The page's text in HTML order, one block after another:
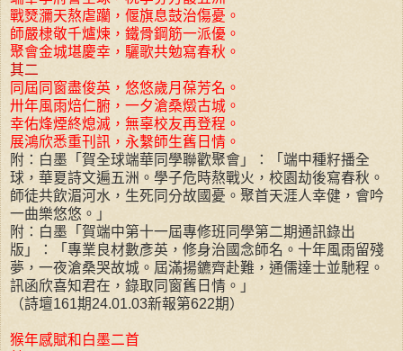
戰燹瀰天熬虐躪，偃旗息鼓治傷憂。
師嚴棣敬千爐煉，鐵骨鋼筋一派優。
聚會金城堪慶幸，驪歌共勉寫春秋。
其二
同屆同窗盡俊英，悠悠歲月葆芳名。
卅年風雨焙仁腑，一夕滄桑燬古城。
幸佑烽煙終熄滅，無辜校友再登程。
展鴻欣悉重刊訊，永繫師生舊日情。
附：白墨「賀全球端華同學聯歡聚會」：「端中種籽播全
球，華夏詩文遍五洲。學子危時熬戰火，校園劫後寫春秋。
師徒共飲湄河水，生死同分故國憂。聚首天涯人幸健，會吟
一曲樂悠悠。」
附：白墨「賀端中第十一屆專修班同學第二期通訊錄出
版」：「專業良材數彥英，修身治國念師名。十年風雨留殘
夢，一夜滄桑哭故城。屆滿揚鑣齊赴難，通儒達士並馳程。
訊函欣喜知君在，錄取同窗舊日情。」
（詩壇161期24.01.03新報第622期）
猴年感賦和白墨二首